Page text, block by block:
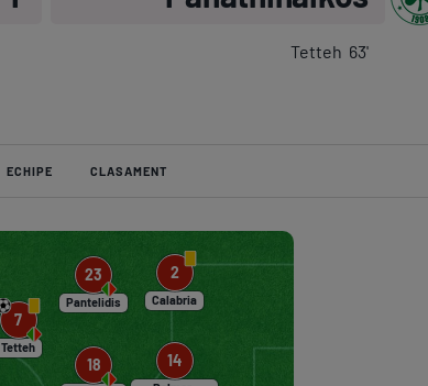
Tetteh 63'
ECHIPE CLASAMENT
2
Calabria
14
23
Pantelidis
18
7
Tetteh